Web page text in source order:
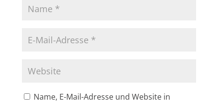
Name, E-Mail-Adresse und Website in